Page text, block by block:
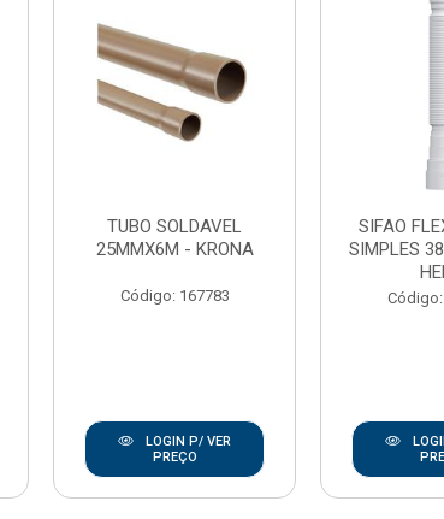
TUBO SOLDAVEL
25MMX6M - KRONA
Código: 167783
LOGIN P/ VER
PREÇO
SIFAO
SIMPLES